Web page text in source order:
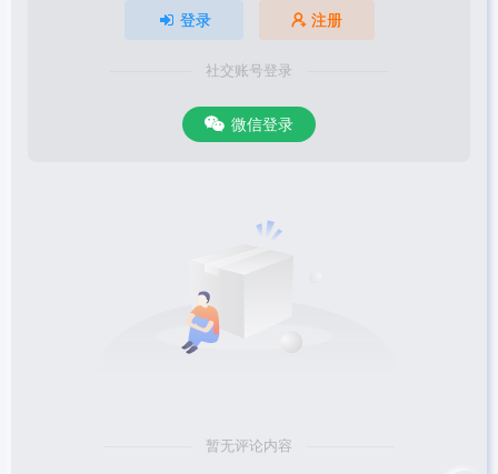
登录 注册
社交账号登录
微信登录
暂无评论内容